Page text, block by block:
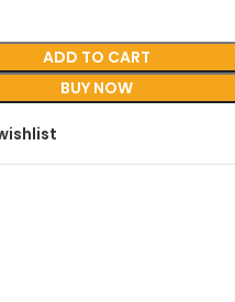
ADD TO CART
BUY NOW